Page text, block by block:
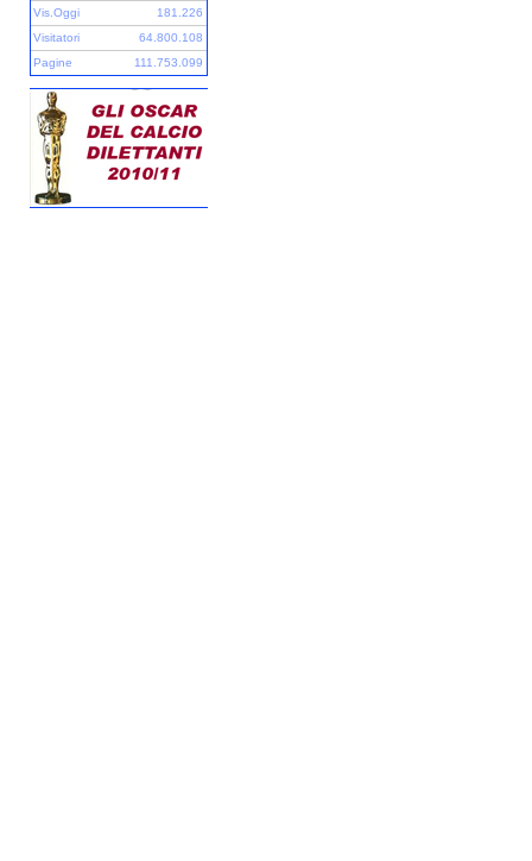
Vis.Oggi
181.226
Visitatori
64.800.108
Pagine
111.753.099